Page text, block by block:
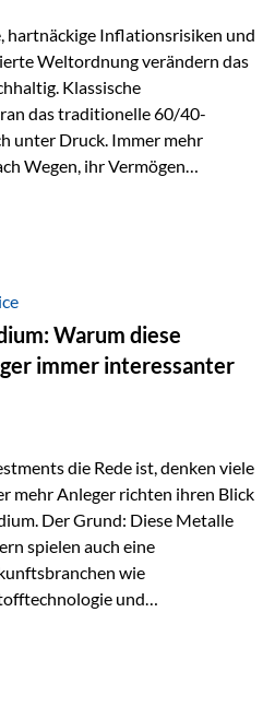
hartnäckige Inflationsrisiken und
Weltordnung verändern das
Klassische
das traditionelle 60/40-
unter Druck. Immer mehr
Wegen, ihr Vermögen
hier rücken reale und
erlebt derzeit eine
als monetärer Wertspeicher.
Zentralbanken, geopolitische
Vertrauensverlust in
Wie groß dieser
ein nüchterner
Warum diese
immer interessanter
die Rede ist, denken viele
mehr Anleger richten ihren Blick
Der Grund: Diese Metalle
spielen auch eine
wie
und
Angebot und